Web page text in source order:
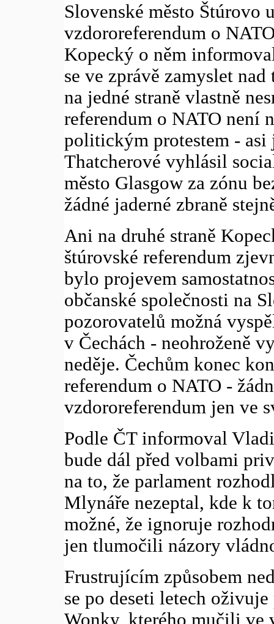
Slovenské město Štúrovo
vzdororeferendum o
Kopecký o něm
se ve zprávě zamyslet
na jedné straně vlastně
referendum o NATO není
politickým protestem -
Thatcherové vyhlásil
město Glasgow za zónu
žádné jaderné zbraně
Ani na druhé straně
štúrovské referendum
bylo projevem
občanské společnosti na
pozorovatelů možná
v Čechách - neohroženě
neděje. Čechům konec
referendum o NATO -
vzdororeferendum jen ve
Podle ČT informoval
bude dál před volbami
na to, že parlament
Mlynáře nezeptal, kde k
možné, že ignoruje
jen tlumočili názory
Frustrujícím způsobem
se po deseti letech
Wonky, kterého mučili ve